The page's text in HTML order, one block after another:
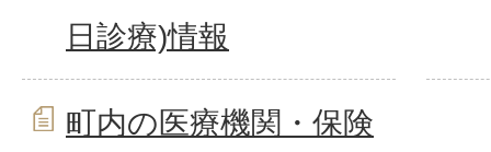
日診療)情報
町内の医療機関・保険